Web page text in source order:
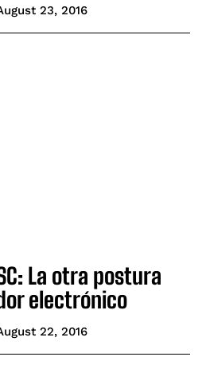
23, 2016
La otra postura
electrónico
22, 2016